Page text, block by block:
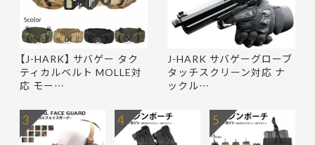
【J-HARK】 サバゲー タク
ティカルベルト MOLLE対
応 モー…
J-HARK サバゲーグローブ
タッチスクリーン対応 ナ
ックル…
3 4 5